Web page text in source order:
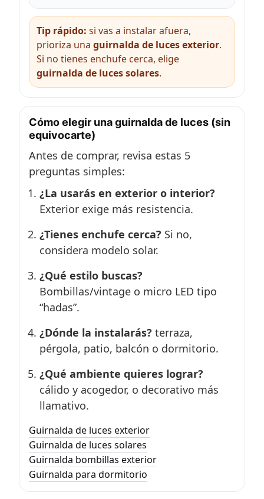
Tip rápido: si vas a instalar afuera,
prioriza una guirnalda de luces exterior.
Si no tienes enchufe cerca, elige
guirnalda de luces solares.
Cómo elegir una guirnalda de luces (sin
equivocarte)
Antes de comprar, revisa estas 5
preguntas simples:
¿La usarás en exterior o interior?
Exterior exige más resistencia.
¿Tienes enchufe cerca? Si no,
considera modelo solar.
¿Qué estilo buscas?
Bombillas/vintage o micro LED tipo
“hadas”.
¿Dónde la instalarás? terraza,
pérgola, patio, balcón o dormitorio.
¿Qué ambiente quieres lograr?
cálido y acogedor, o decorativo más
llamativo.
Guirnalda de luces exterior
Guirnalda de luces solares
Guirnalda bombillas exterior
Guirnalda para dormitorio